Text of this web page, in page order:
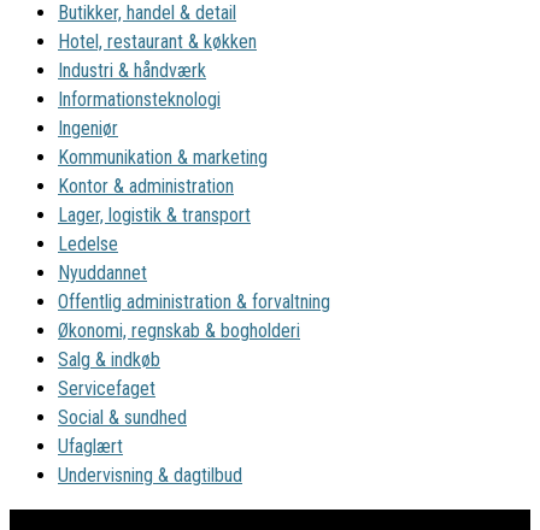
Butikker, handel & detail
Hotel, restaurant & køkken
Industri & håndværk
Informationsteknologi
Ingeniør
Kommunikation & marketing
Kontor & administration
Lager, logistik & transport
Ledelse
Nyuddannet
Offentlig administration & forvaltning
Økonomi, regnskab & bogholderi
Salg & indkøb
Servicefaget
Social & sundhed
Ufaglært
Undervisning & dagtilbud